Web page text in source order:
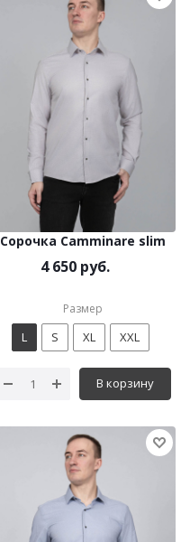
Сорочка Camminare slim
4 650 руб.
Размер
L S XL XXL
В корзину